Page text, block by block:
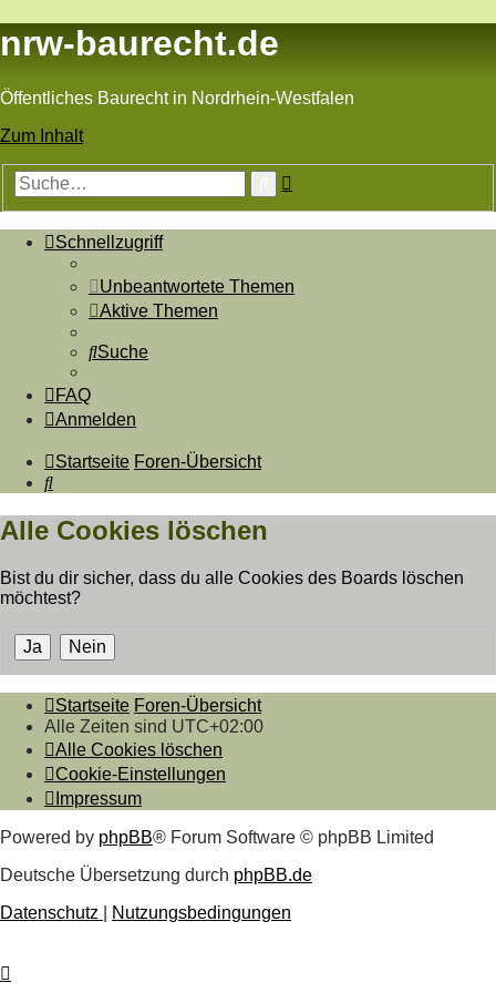
nrw-baurecht.de
Öffentliches Baurecht in Nordrhein-Westfalen
Zum Inhalt
Suche
Schnellzugriff
Unbeantwortete Themen
Aktive Themen
Suche
FAQ
Anmelden
Startseite Foren-Übersicht
Suche
Alle Cookies löschen
Bist du dir sicher, dass du alle Cookies des Boards löschen
möchtest?
Startseite Foren-Übersicht
Alle Zeiten sind UTC+02:00
Alle Cookies löschen
Cookie-Einstellungen
Impressum
Powered by phpBB® Forum Software © phpBB Limited
Deutsche Übersetzung durch phpBB.de
Datenschutz
Nutzungsbedingungen